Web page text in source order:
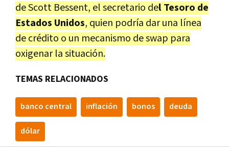
de Scott Bessent, el secretario del Tesoro de
Estados Unidos, quien podría dar una línea
de crédito o un mecanismo de swap para
oxigenar la situación.
TEMAS RELACIONADOS
banco central inflación bonos deuda
dólar